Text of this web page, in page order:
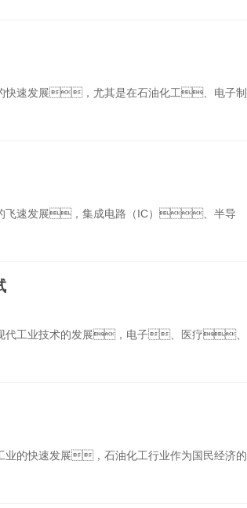
的快速发展，尤其是在石油化工、电子制
的飞速发展，集成电路（IC）、半导
代工业技术的发展，电子、医疗、
的快速发展，石油化工行业作为国民经济的